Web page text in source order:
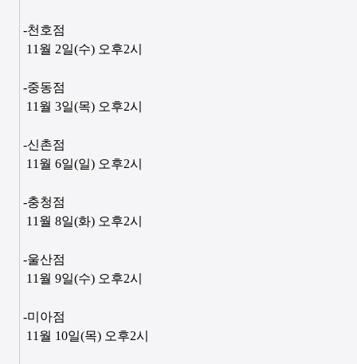
-천호점
11 월 2일(수) 오후2시
-중동점
11 월 3일(목) 오후2시
-신촌점
11 월 6일(일) 오후2시
-충청점
11 월 8일(화) 오후2시
-울산점
11 월 9일(수) 오후2시
-미아점
11 월 10일(목) 오후2시